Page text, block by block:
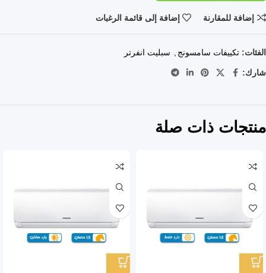
إضافة للمقارنة إضافة إلى قائمة الرغبات
الفئات: تكييفات سامسونج , سبليت انفرتر
شارك:
منتجات ذات صلة